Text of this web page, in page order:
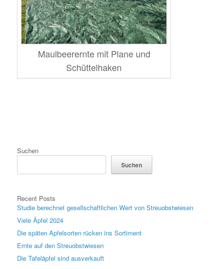
Maulbeerernte mit Plane und
Schüttelhaken
Suchen
Suchen
Recent Posts
Studie berechnet gesellschaftlichen Wert von Streuobstwiesen
Viele Äpfel 2024
Die späten Apfelsorten rücken ins Sortiment
Ernte auf den Streuobstwiesen
Die Tafeläpfel sind ausverkauft